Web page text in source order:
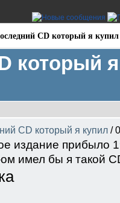
CD который я купил
который я
CD который я купил /
издание прибыло
имел бы я такой